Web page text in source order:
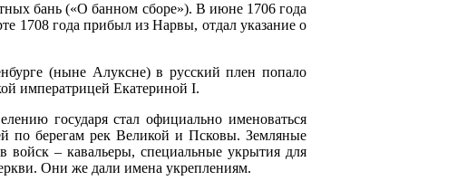
бань («О банном сборе»). В июне 1706 года
1708 года прибыл из Нарвы, отдал указание о
(ныне Алуксне) в русский плен попало
императрицей Екатериной I.
государя стал официально именоваться
по берегам рек Великой и Псковы. Земляные
– кавальеры, специальные укрытия для
Они же дали имена укреплениям.